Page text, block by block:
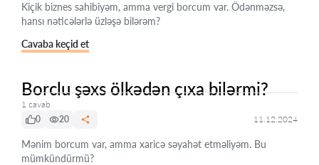
Kiçik biznes sahibiyəm, amma vergi borcum var. Ödənməzsə,
hansı nəticələrlə üzləşə bilərəm?
Cavaba keçid et
Borclu şəxs ölkədən çıxa bilərmi?
1 cavab
0
20 11.12.2024
Mənim borcum var, amma xaricə səyahət etməliyəm. Bu
mümkündürmü?